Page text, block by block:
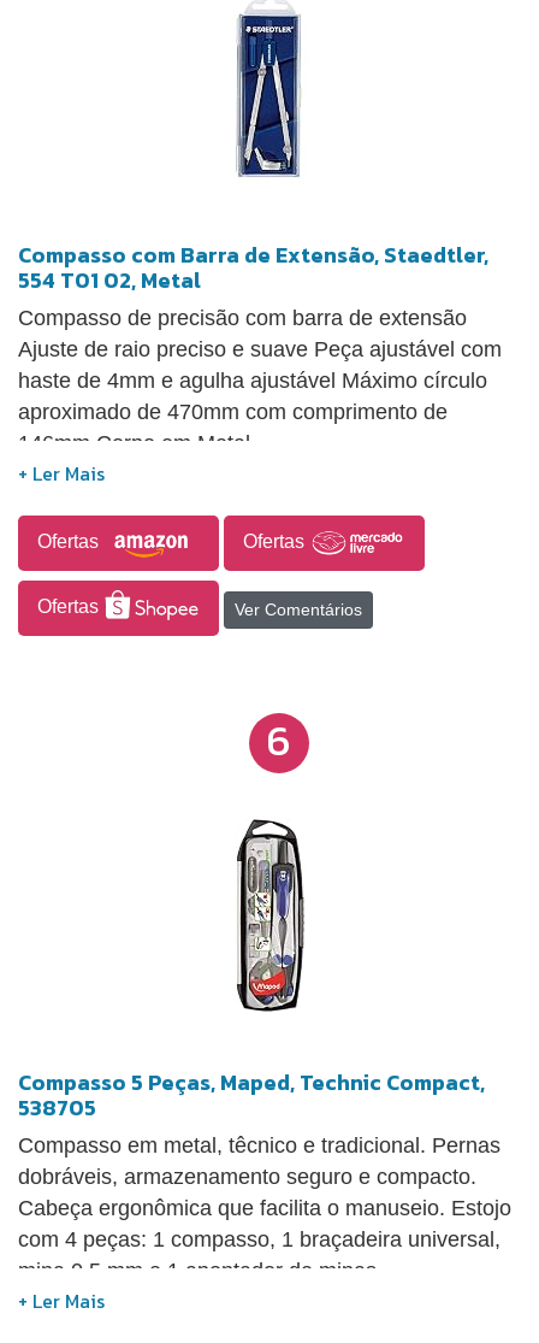
Compasso com Barra de Extensão, Staedtler,
554 T01 02, Metal
Compasso de precisão com barra de extensão
Ajuste de raio preciso e suave Peça ajustável com
haste de 4mm e agulha ajustável Máximo círculo
aproximado de 470mm com comprimento de
146mm Corpo em Metal
Ofertas Ofertas
Ofertas Ver Comentários
6
Compasso 5 Peças, Maped, Technic Compact,
538705
Compasso em metal, têcnico e tradicional. Pernas
dobráveis, armazenamento seguro e compacto.
Cabeça ergonômica que facilita o manuseio. Estojo
com 4 peças: 1 compasso, 1 braçadeira universal,
mina 0,5 mm e 1 apontador de minas.